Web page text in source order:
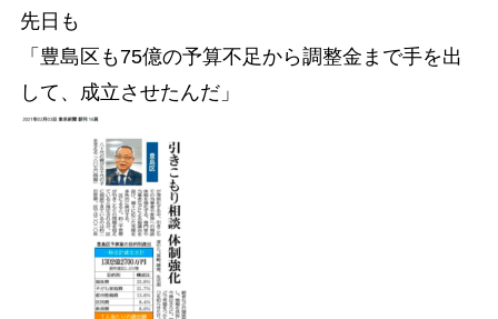
先日も
「豊島区も75億の予算不足から調整金まで手を出
して、成立させたんだ」